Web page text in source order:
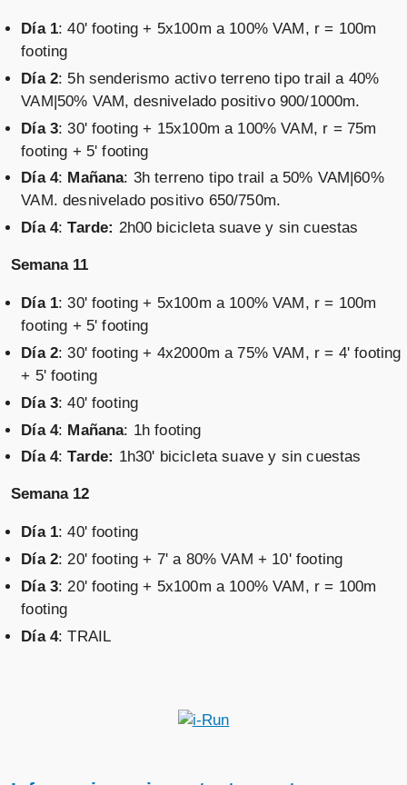
Día 1: 40' footing + 5x100m a 100% VAM, r = 100m
footing
Día 2: 5h senderismo activo terreno tipo trail a 40%
VAM|50% VAM, desnivelado positivo 900/1000m.
Día 3: 30' footing + 15x100m a 100% VAM, r = 75m
footing + 5' footing
Día 4: Mañana: 3h terreno tipo trail a 50% VAM|60%
VAM. desnivelado positivo 650/750m.
Día 4:Tarde: 2h00 bicicleta suave y sin cuestas
Semana 11
Día 1: 30' footing + 5x100m a 100% VAM, r = 100m
footing + 5' footing
Día 2: 30' footing + 4x2000m a 75% VAM, r = 4' footing
+ 5' footing
Día 3: 40' footing
Día 4: Mañana: 1h footing
Día 4:Tarde: 1h30' bicicleta suave y sin cuestas
Semana 12
Día 1: 40' footing
Día 2: 20' footing + 7' a 80% VAM + 10' footing
Día 3: 20' footing + 5x100m a 100% VAM, r = 100m
footing
Día 4: TRAIL